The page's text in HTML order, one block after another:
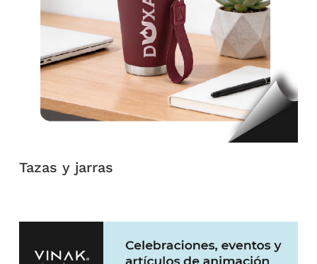
Tazas y jarras
AÑADE TU EMAIL Y
CONSIGUE TU CÓDIGO